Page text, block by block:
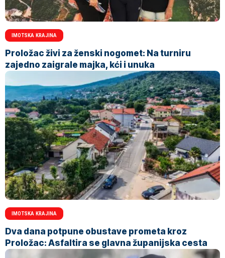
IMOTSKA KRAJINA
Proložac živi za ženski nogomet: Na turniru
zajedno zaigrale majka, kći i unuka
IMOTSKA KRAJINA
Dva dana potpune obustave prometa kroz
Proložac: Asfaltira se glavna županijska cesta